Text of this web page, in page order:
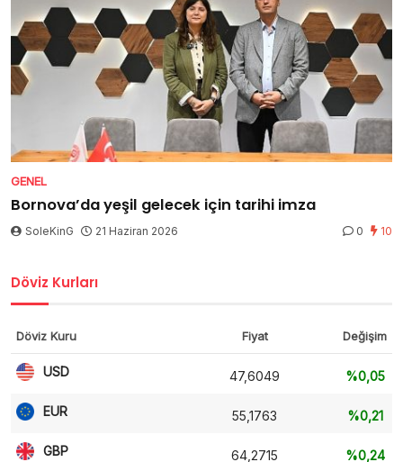
GENEL
Bornova’da yeşil gelecek için tarihi imza
SoleKinG 21 Haziran 2026 0 10
Döviz Kurları
Döviz Kuru Fiyat Değişim
USD 47,6049 %0,05
EUR 55,1763 %0,21
GBP 64,2715 %0,24